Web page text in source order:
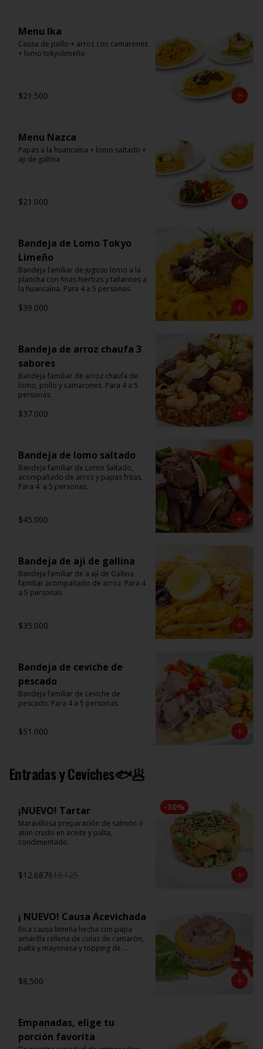
Menu Ika
Causa de pollo + arroz con camarones
+ lomo tokyolimeño
$21.500
Menu Nazca
Papas a la huancaina + lomo saltado +
aji de gallina
$21.000
Bandeja de Lomo Tokyo
Limeño
Bandeja familiar de jugoso lomo a la
plancha con finas hierbas y tallarines a
la huancaína. Para 4 a 5 personas.
$39.000
Bandeja de arroz chaufa 3
sabores
Bandeja familiar de arroz chaufa de
lomo, pollo y camarones. Para 4 a 5
personas.
$37.000
Bandeja de lomo saltado
Bandeja familiar de Lomo Saltado,
acompañado de arroz y papas fritas.
Para 4  a 5 personas.
$45.000
Bandeja de aji de gallina
Bandeja familiar de a ají de Gallina
familiar acompañado de arroz. Para 4
a 5 personas.
$35.000
Bandeja de ceviche de
pescado
Bandeja familiar de ceviche de
pescado. Para 4 a 5 personas.
$51.000
Entradas y Ceviches🐟🥟
-30%
¡NUEVO! Tartar
Maravillosa preparación de salmón o
atún crudo en aceite y palta,
condimentado.
$12.687$18.125
¡ NUEVO! Causa Acevichada
Rica causa limeña hecha con papa
amarilla rellena de colas de camarón,
palta y mayonesa y topping de
$8.500
Empanadas, elige tu
porción favorita